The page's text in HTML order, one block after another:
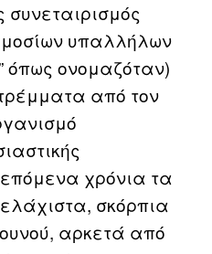
υπαλλήλων
όπως ονομαζόταν)
από τον
χρόνια τα
σκόρπια
αρκετά από